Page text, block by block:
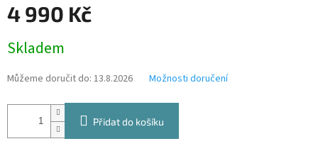
4 990 Kč
cena:
Skladem
Můžeme doručit do: 13.8.2026 Možnosti doručení
Přidat do košíku